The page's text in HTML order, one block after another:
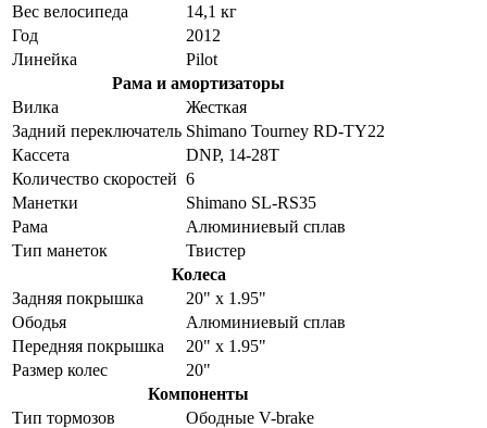
Вес велосипеда
14,1 кг
Год
2012
Линейка
Pilot
Рама и амортизаторы
Вилка
Жесткая
Задний переключатель Shimano Tourney RD-TY22
Кассета
DNP, 14-28T
Количество скоростей 6
Манетки
Shimano SL-RS35
Рама
Алюминиевый сплав
Тип манеток
Твистер
Колеса
Задняя покрышка
20" x 1.95"
Ободья
Алюминиевый сплав
Передняя покрышка
20" x 1.95"
Размер колес
20"
Компоненты
Тип тормозов
Ободные V-brake